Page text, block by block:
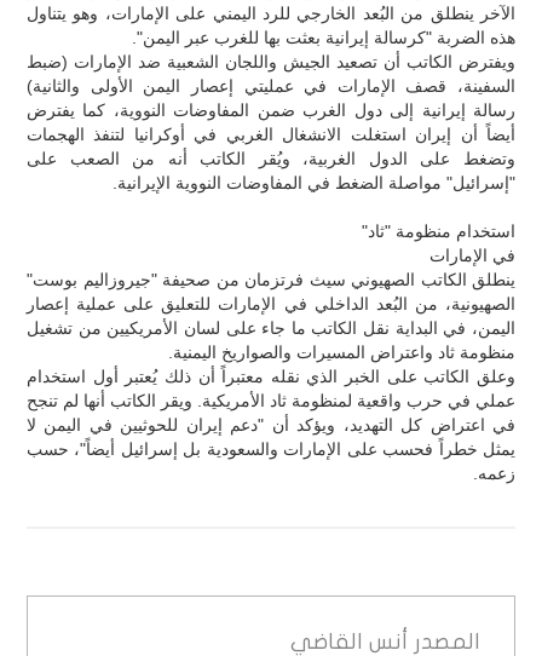
الآخر ينطلق من البُعد الخارجي للرد اليمني على الإمارات، وهو يتناول
هذه الضربة "كرسالة إيرانية بعثت بها للغرب عبر اليمن".
ويفترض الكاتب أن تصعيد الجيش واللجان الشعبية ضد الإمارات (ضبط
السفينة، قصف الإمارات في عمليتي إعصار اليمن الأولى والثانية)
رسالة إيرانية إلى دول الغرب ضمن المفاوضات النووية، كما يفترض
أيضاً أن إيران استغلت الانشغال الغربي في أوكرانيا لتنفذ الهجمات
وتضغط على الدول الغربية، ويُقر الكاتب أنه من الصعب على
"إسرائيل" مواصلة الضغط في المفاوضات النووية الإيرانية.
استخدام منظومة "ثاد"
في الإمارات
ينطلق الكاتب الصهيوني سيث فرتزمان من صحيفة "جيروزاليم بوست"
الصهيونية، من البُعد الداخلي في الإمارات للتعليق على عملية إعصار
اليمن، في البداية نقل الكاتب ما جاء على لسان الأمريكيين من تشغيل
منظومة ثاد واعتراض المسيرات والصواريخ اليمنية.
وعلق الكاتب على الخبر الذي نقله معتبراً أن ذلك يُعتبر أول استخدام
عملي في حرب واقعية لمنظومة ثاد الأمريكية. ويقر الكاتب أنها لم تنجح
في اعتراض كل التهديد، ويؤكد أن "دعم إيران للحوثيين في اليمن لا
يمثل خطراً فحسب على الإمارات والسعودية بل إسرائيل أيضاً"، حسب
زعمه.
المصدر أنس القاضي